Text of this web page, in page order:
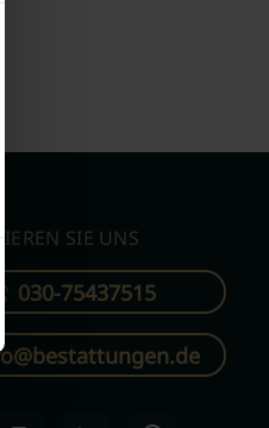
SIE UNS
030-75437515